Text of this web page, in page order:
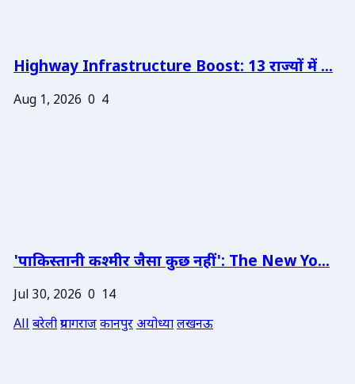
Highway Infrastructure Boost: 13 राज्यों में ...
Aug 1, 2026 0 4
'पाकिस्तानी कश्मीर जैसा कुछ नहीं': The New Yo...
Jul 30, 2026 0 14
Allबरेलीप्रयागराजकानपुरअयोध्यालखनऊ